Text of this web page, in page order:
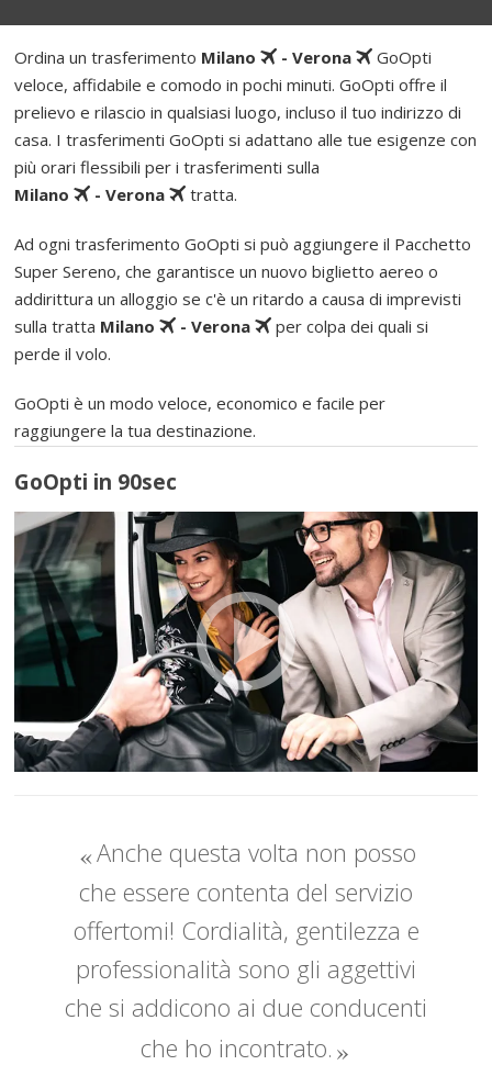
Ordina un trasferimento Milano - Verona
GoOpti
veloce, affidabile e comodo in pochi minuti. GoOpti offre il
prelievo e rilascio in qualsiasi luogo, incluso il tuo indirizzo di
casa. I trasferimenti GoOpti si adattano alle tue esigenze con
più orari flessibili per i trasferimenti sulla
Milano
- Verona tratta.
Ad ogni trasferimento GoOpti si può aggiungere il Pacchetto
Super Sereno, che garantisce un nuovo biglietto aereo o
addirittura un alloggio se c'è un ritardo a causa di imprevisti
sulla tratta Milano - Verona
per colpa dei quali si
perde il volo.
GoOpti è un modo veloce, economico e facile per
raggiungere la tua destinazione.
GoOpti in 90sec
Anche questa volta non posso
che essere contenta del servizio
offertomi! Cordialità, gentilezza e
professionalità sono gli aggettivi
che si addicono ai due conducenti
che ho incontrato.